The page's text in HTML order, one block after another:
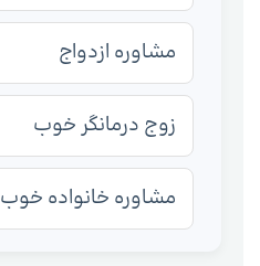
مشاوره ازدواج
زوج درمانگر خوب
مشاوره خانواده خوب